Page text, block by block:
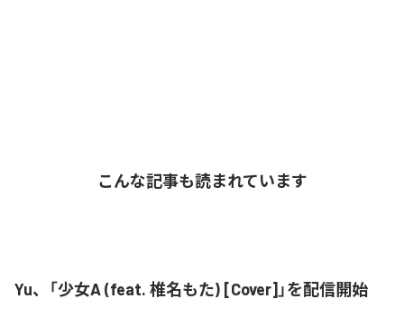
こんな記事も読まれています
Yu、「少女A (feat. 椎名もた) [Cover]」を配信開始